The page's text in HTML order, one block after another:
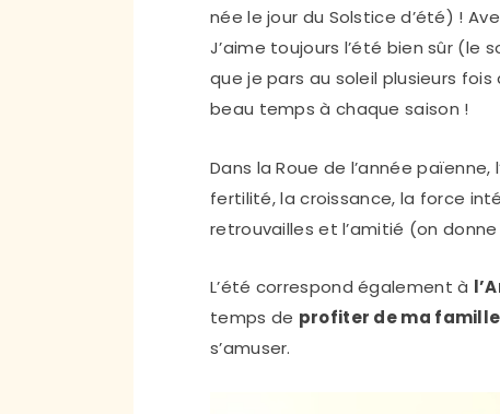
née le jour du Solstice d’été) !
J’aime toujours l’été bien sûr (le
que je pars au soleil plusieurs
beau temps à chaque saison !
Dans la Roue de l’année païenne,
fertilité, la croissance, la force
retrouvailles et l’amitié (on
L’été correspond également à
temps de profiter de ma
s’amuser.